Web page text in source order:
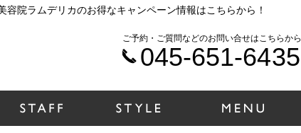
容院ラムデリカのお得なキャンペーン情報はこちらから！
ご予約・ご質問などのお問い合せはこちらから
045-651-6435